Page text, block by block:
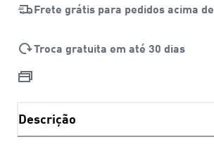
Frete grátis para pedidos acima de
Troca gratuita em até 30 dias
Descrição